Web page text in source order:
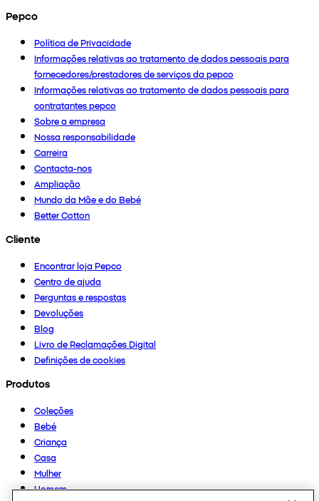
Pepco
Política de Privacidade
Informações relativas ao tratamento de dados pessoais para
fornecedores/prestadores de serviços da pepco
Informações relativas ao tratamento de dados pessoais para
contratantes pepco
Sobre a empresa
Nossa responsabilidade
Carreira
Contacta-nos
Ampliação
Mundo da Mãe e do Bebé
Better Cotton
Cliente
Encontrar loja Pepco
Centro de ajuda
Perguntas e respostas
Devoluções
Blog
Livro de Reclamações Digital
Definições de cookies
Produtos
Coleções
Bebé
Criança
Casa
Mulher
Homem